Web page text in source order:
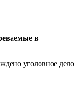
в
уголовное дело